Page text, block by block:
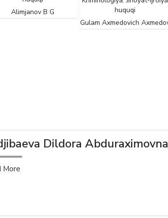
B G
huquqi
Gulam Axmedovich Axmedov
Dildora Abduraximovna
More